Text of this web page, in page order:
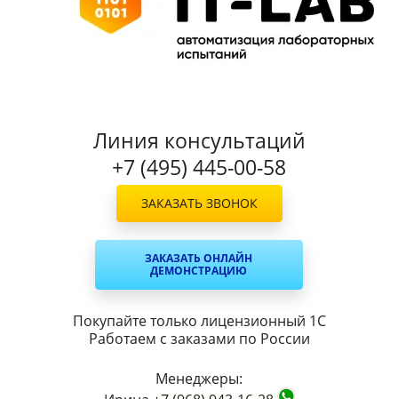
Линия консультаций
+7 (495) 445-00-58
ЗАКАЗАТЬ ЗВОНОК
ЗАКАЗАТЬ ОНЛАЙН
ДЕМОНСТРАЦИЮ
Покупайте только лицензионный 1С
Работаем с заказами по России
Менеджеры: